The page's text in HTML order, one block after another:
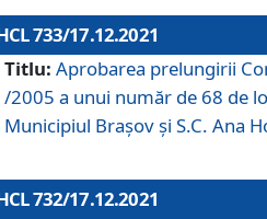
733/17.12.2021
Titlu: Aprobarea prelungirii
/2005 a unui număr de 68 de
Municipiul Braşov şi S.C. Ana
732/17.12.2021